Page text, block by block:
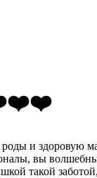
роды и здоровую
вы
такой